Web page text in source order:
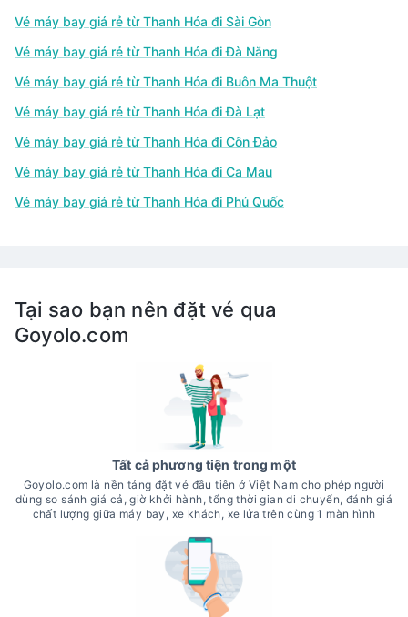
Vé máy bay giá rẻ từ Thanh Hóa đi Sài Gòn
Vé máy bay giá rẻ từ Thanh Hóa đi Đà Nẵng
Vé máy bay giá rẻ từ Thanh Hóa đi Buôn Ma Thuột
Vé máy bay giá rẻ từ Thanh Hóa đi Đà Lạt
Vé máy bay giá rẻ từ Thanh Hóa đi Côn Đảo
Vé máy bay giá rẻ từ Thanh Hóa đi Ca Mau
Vé máy bay giá rẻ từ Thanh Hóa đi Phú Quốc
Tại sao bạn nên đặt vé qua
Goyolo.com
Tất cả phương tiện trong một
Goyolo.com là nền tảng đặt vé đầu tiên ở Việt Nam cho phép người
dùng so sánh giá cả, giờ khởi hành, tổng thời gian di chuyển, đánh giá
chất lượng giữa máy bay, xe khách, xe lửa trên cùng 1 màn hình